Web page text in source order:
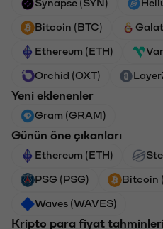
Bitcoin (BTC)
Ethereum (ETH)
Orchid (OXT)
Yeni eklenenler
Gram (GRAM)
Günün öne çıkanları
Ethereum (ETH)
PSG (PSG) Bitcoin
Waves (WAVES)
Kripto para fiyat tahminleri